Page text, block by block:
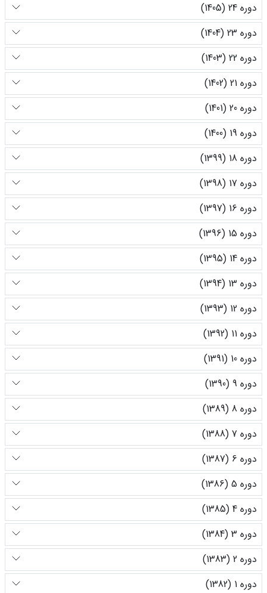
دوره 24 (1405)
دوره 23 (1404)
دوره 22 (1403)
دوره 21 (1402)
دوره 20 (1401)
دوره 19 (1400)
دوره 18 (1399)
دوره 17 (1398)
دوره 16 (1397)
دوره 15 (1396)
دوره 14 (1395)
دوره 13 (1394)
دوره 12 (1393)
دوره 11 (1392)
دوره 10 (1391)
دوره 9 (1390)
دوره 8 (1389)
دوره 7 (1388)
دوره 6 (1387)
دوره 5 (1386)
دوره 4 (1385)
دوره 3 (1384)
دوره 2 (1383)
دوره 1 (1382)